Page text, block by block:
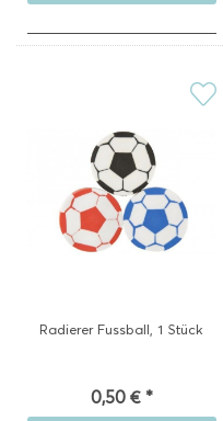
Radierer Fussball, 1 Stück
0,50 € *